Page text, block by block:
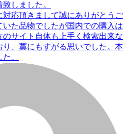
しました。
応頂きまして誠にありがとうご
た品物でしたが国内での購入は
サイト自体も上手く検索出来な
、藁にもすがる思いでした。本
。